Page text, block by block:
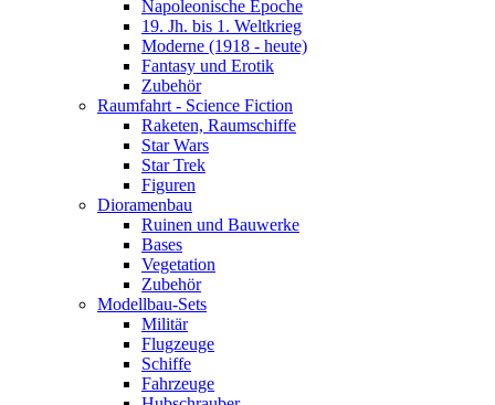
Napoleonische Epoche
19. Jh. bis 1. Weltkrieg
Moderne (1918 - heute)
Fantasy und Erotik
Zubehör
Raumfahrt - Science Fiction
Raketen, Raumschiffe
Star Wars
Star Trek
Figuren
Dioramenbau
Ruinen und Bauwerke
Bases
Vegetation
Zubehör
Modellbau-Sets
Militär
Flugzeuge
Schiffe
Fahrzeuge